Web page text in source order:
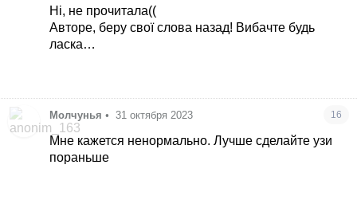
Ні, не прочитала((
Авторе, беру свої слова назад! Вибачте будь
ласка…
Молчунья • 31 октября 2023 16
Мне кажется ненормально. Лучше сделайте узи
пораньше